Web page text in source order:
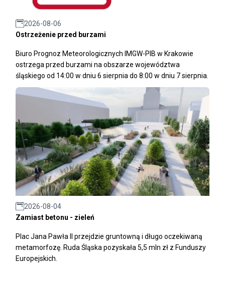
2026-08-06
Ostrzeżenie przed burzami
Biuro Prognoz Meteorologicznych IMGW-PIB w Krakowie
ostrzega przed burzami na obszarze województwa
śląskiego od 14:00 w dniu 6 sierpnia do 8:00 w dniu 7 sierpnia.
2026-08-04
Zamiast betonu - zieleń
Plac Jana Pawła II przejdzie gruntowną i długo oczekiwaną
metamorfozę. Ruda Śląska pozyskała 5,5 mln zł z Funduszy
Europejskich.